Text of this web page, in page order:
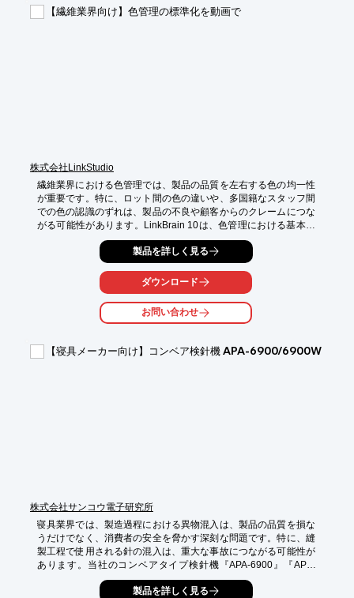
・製品の歩留まり向上
【繊維業界向け】色管理の標準化を動画で
株式会社LinkStudio
繊維業界における色管理では、製品の品質を左右する色の均一性
が重要です。特に、ロット間の色の違いや、多国籍なスタッフ間
での色の認識のずれは、製品の不良や顧客からのクレームにつな
がる可能性があります。LinkBrain 10は、色管理における基本知
識や検査方法を動画で標準化することで、これらの課題を解決し
【活用シーン】
・多国籍スタッフへの教育
・品質管理部門の教育
・色管理に関する知識の均一化
製品を詳しく見る
ダウンロード
お問い合わせ
【寝具メーカー向け】コンベア検針機 APA-6900/6900W
株式会社サンコウ電子研究所
寝具業界では、製造過程における異物混入は、製品の品質を損な
うだけでなく、消費者の安全を脅かす深刻な問題です。特に、縫
製工程で使用される針の混入は、重大な事故につながる可能性が
あります。当社のコンベアタイプ検針機『APA-6900』『APA-
6900W』は、これらのリスクを低減するために開発されました。
電磁波ノイズの影響を受けにくく、設置場所を選ばないため、製
製品を詳しく見る